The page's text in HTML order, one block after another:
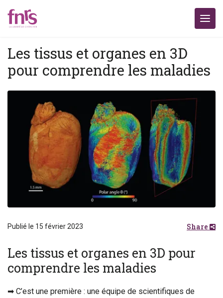
Les tissus et organes en 3D
pour comprendre les maladies
Publié le 15 février 2023 Share
Les tissus et organes en 3D pour
comprendre les maladies
➡ C’est une première : une équipe de scientifiques de